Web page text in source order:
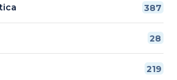
387
28
219